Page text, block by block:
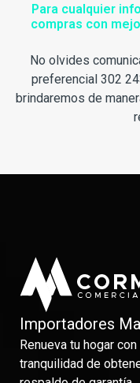
Para cualquier
compras con
No olvides
preferencial 302
brindaremos de
Importadores
Renueva tu hogar
tranquilidad de